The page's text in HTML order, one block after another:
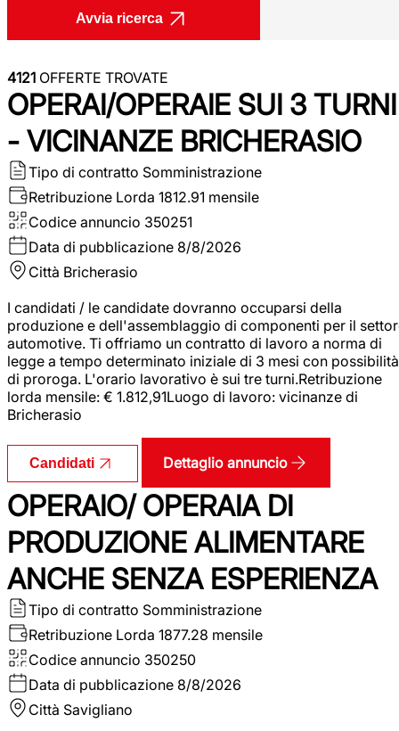
Avvia ricerca
4121 OFFERTE TROVATE
OPERAI/OPERAIE SUI 3 TURNI
- VICINANZE BRICHERASIO
Tipo di contratto Somministrazione
Retribuzione Lorda 1812.91 mensile
Codice annuncio 350251
Data di pubblicazione 8/8/2026
Città Bricherasio
I candidati / le candidate dovranno occuparsi della
produzione e dell'assemblaggio di componenti per il
automotive. Ti offriamo un contratto di lavoro a norma di
legge a tempo determinato iniziale di 3 mesi con possibilità
di proroga. L'orario lavorativo è sui tre turni.Retribuzione
lorda mensile: € 1.812,91Luogo di lavoro: vicinanze di
Bricherasio
Candidati Dettaglio annuncio
OPERAIO/ OPERAIA DI
PRODUZIONE ALIMENTARE
ANCHE SENZA ESPERIENZA
Tipo di contratto Somministrazione
Retribuzione Lorda 1877.28 mensile
Codice annuncio 350250
Data di pubblicazione 8/8/2026
Città Savigliano